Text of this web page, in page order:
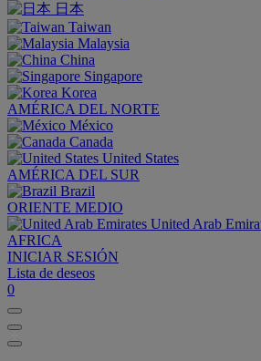
日本
Taiwan
Malaysia
China
Singapore
Korea
AMÉRICA DEL NORTE
México
Canada
United States
AMÉRICA DEL SUR
Brazil
ORIENTE MEDIO
United Arab
AFRICA
INICIAR SESIÓN
Lista de deseos
0